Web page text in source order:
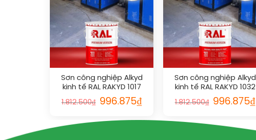
Sơn công nghiệp Alkyd
kinh tế RAL RAKYD 1017
1.812.500₫ 996.875₫
Sơn công nghiệp Alkyd
kinh tế RAL RAKYD 1032
1.812.500₫ 996.875₫